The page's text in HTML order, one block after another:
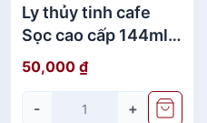
Ly thủy tinh cafe
Sọc cao cấp 144ml
210ml cao cấp Thái
Lan
50,000 ₫
- +